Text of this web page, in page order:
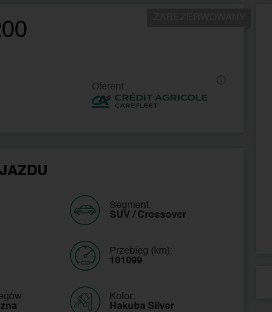
Oferent:
Segment:
SUV / Crossover
Przebieg (km):
101099
Kolor:
Hakuba Silver